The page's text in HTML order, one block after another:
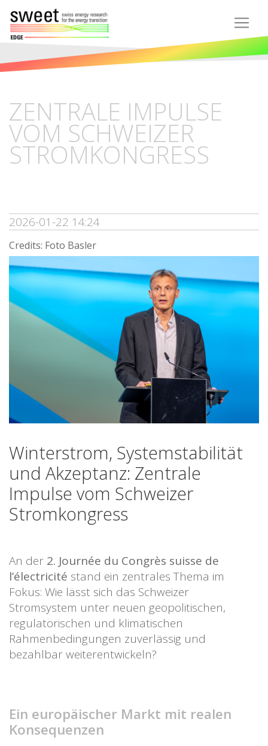
ZENTRALE IMPULSE
VOM SCHWEIZER
STROMKONGRESS
2026-01-22 14:24
Credits: Foto Basler
Winterstrom, Systemstabilität
und Akzeptanz: Zentrale
Impulse vom Schweizer
Stromkongress
An der 2. Journée du Congrès suisse de
l’électricité stand ein zentrales Thema im
Fokus: Wie lässt sich das Schweizer
Stromsystem unter neuen geopolitischen,
regulatorischen und klimatischen
Rahmenbedingungen zuverlässig und
bezahlbar weiterentwickeln?
Ein europäischer Markt mit realen
Konsequenzen